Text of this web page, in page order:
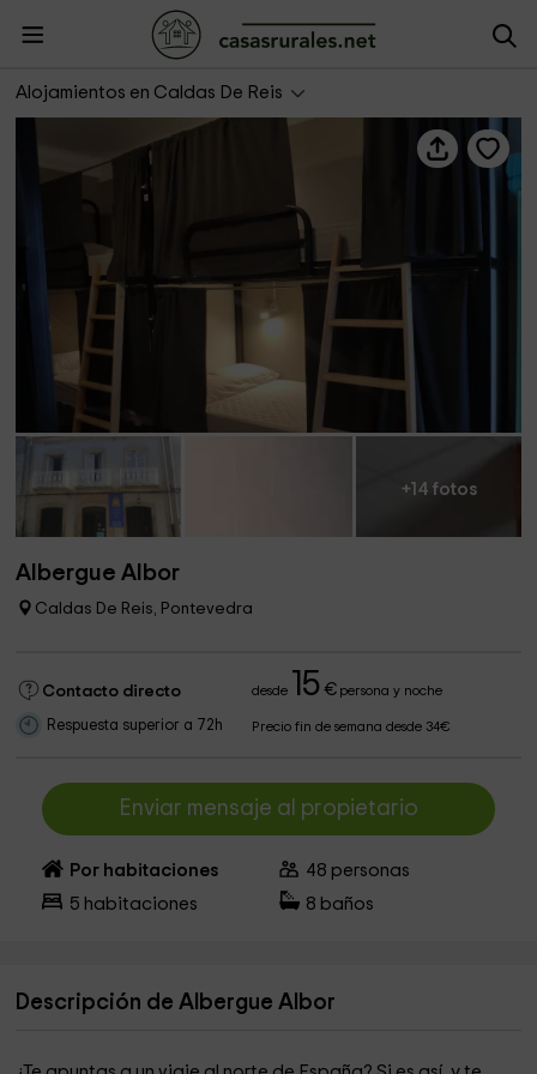
Alojamientos en Caldas De Reis
+14 fotos
Albergue Albor
Caldas De Reis, Pontevedra
Contacto directo desde 15 €persona y noche
Respuesta superior a 72h Precio fin de semana desde 34€
Enviar mensaje al propietario
Por habitaciones 48 personas
5 habitaciones 8 baños
Descripción de Albergue Albor